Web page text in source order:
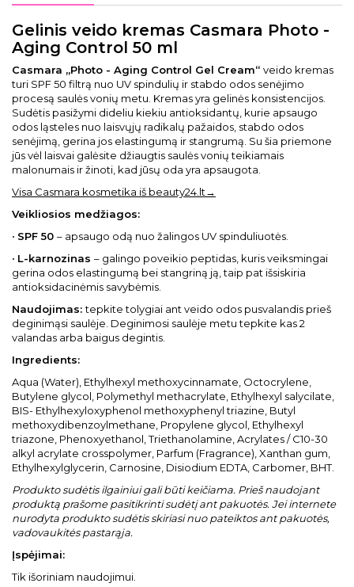
Gelinis veido kremas Casmara Photo -
Aging Control 50 ml
Casmara „Photo - Aging Control Gel Cream“ veido kremas
turi SPF 50 filtrą nuo UV spindulių ir stabdo odos senėjimo
procesą saulės vonių metu. Kremas yra gelinės konsistencijos.
Sudėtis pasižymi dideliu kiekiu antioksidantų, kurie apsaugo
odos ląsteles nuo laisvųjų radikalų pažaidos, stabdo odos
senėjimą, gerina jos elastingumą ir stangrumą. Su šia priemone
jūs vėl laisvai galėsite džiaugtis saulės vonių teikiamais
malonumais ir žinoti, kad jūsų oda yra apsaugota.
Visa Casmara kosmetika iš beauty24.lt→
Veikliosios medžiagos:
• SPF 50 – apsaugo odą nuo žalingos UV spinduliuotės.
• L-karnozinas – galingo poveikio peptidas, kuris veiksmingai
gerina odos elastingumą bei stangriną ją, taip pat išsiskiria
antioksidacinėmis savybėmis.
Naudojimas:tepkite tolygiai ant veido odos pusvalandis prieš
deginimąsi saulėje. Deginimosi saulėje metu tepkite kas 2
valandas arba baigus degintis.
Ingredients:
Aqua (Water), Ethylhexyl methoxycinnamate, Octocrylene,
Butylene glycol, Polymethyl methacrylate, Ethylhexyl salycilate,
BIS- Ethylhexyloxyphenol methoxyphenyl triazine, Butyl
methoxydibenzoylmethane, Propylene glycol, Ethylhexyl
triazone, Phenoxyethanol, Triethanolamine, Acrylates / C10-30
alkyl acrylate crosspolymer, Parfum (Fragrance), Xanthan gum,
Ethylhexylglycerin, Carnosine, Disiodium EDTA, Carbomer, BHT.
Produkto sudėtis ilgainiui gali būti keičiama. Prieš naudojant
produktą prašome pasitikrinti sudėtį ant pakuotės. Jei internete
nurodyta produkto sudėtis skiriasi nuo pateiktos ant pakuotės,
vadovaukitės pastarąja.
Įspėjimai:
Tik išoriniam naudojimui.